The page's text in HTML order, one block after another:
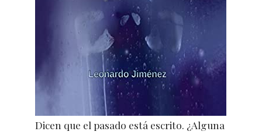
Dicen que el pasado está escrito. ¿Alguna